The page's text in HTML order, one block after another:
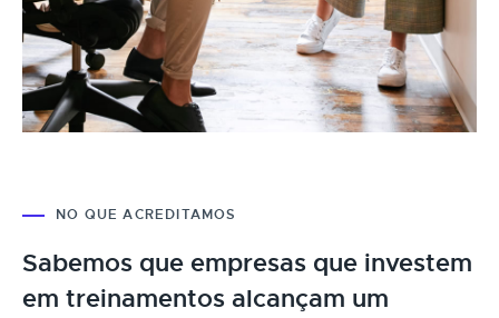
NO QUE ACREDITAMOS
Sabemos que empresas que investem
em treinamentos alcançam um